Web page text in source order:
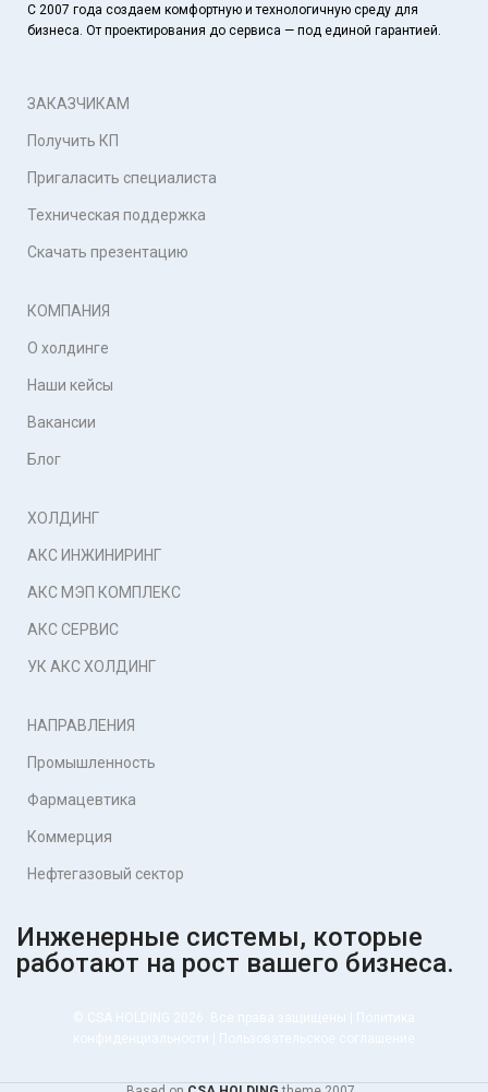
С 2007 года создаем комфортную и технологичную среду для
бизнеса. От проектирования до сервиса — под единой гарантией.
ЗАКАЗЧИКАМ
Получить КП
Пригаласить специалиста
Техническая поддержка
Скачать презентацию
КОМПАНИЯ
О холдинге
Наши кейсы
Вакансии
Блог
ХОЛДИНГ
АКС ИНЖИНИРИНГ
АКС МЭП КОМПЛЕКС
АКС СЕРВИС
УК АКС ХОЛДИНГ
НАПРАВЛЕНИЯ
Промышленность
Фармацевтика
Коммерция
Нефтегазовый сектор
Инженерные системы, которые
работают на рост вашего бизнеса.